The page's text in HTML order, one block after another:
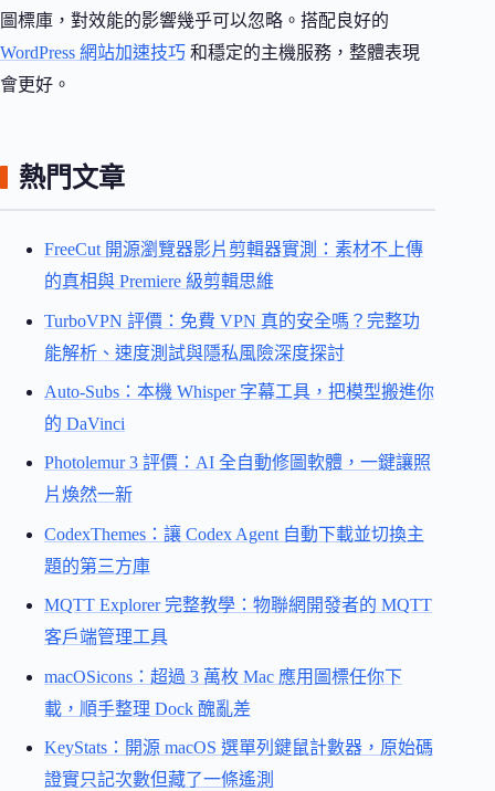
圖標庫，對效能的影響幾乎可以忽略。搭配良好的
WordPress 網站加速技巧 和穩定的主機服務，整體表現
會更好。
熱門文章
FreeCut 開源瀏覽器影片剪輯器實測：素材不上傳
的真相與 Premiere 級剪輯思維
TurboVPN 評價：免費 VPN 真的安全嗎？完整功
能解析、速度測試與隱私風險深度探討
Auto-Subs：本機 Whisper 字幕工具，把模型搬進你
的 DaVinci
Photolemur 3 評價：AI 全自動修圖軟體，一鍵讓照
片煥然一新
CodexThemes：讓 Codex Agent 自動下載並切換主
題的第三方庫
MQTT Explorer 完整教學：物聯網開發者的 MQTT
客戶端管理工具
macOSicons：超過 3 萬枚 Mac 應用圖標任你下
載，順手整理 Dock 醜亂差
KeyStats：開源 macOS 選單列鍵鼠計數器，原始碼
證實只記次數但藏了一條遙測